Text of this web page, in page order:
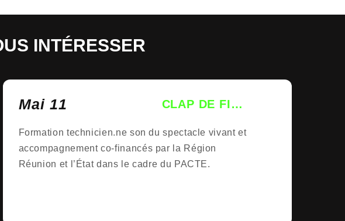
INTÉRESSER
Mai 11
CLAP DE FIN
FORMATION
TECHNICIEN.NE
Formation technicien.ne son du spectacle vivant et
accompagnement co-financés par la Région
Réunion et l’État dans le cadre du PACTE.